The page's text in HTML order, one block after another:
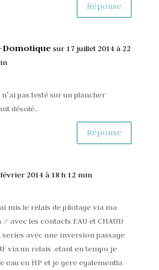
Réponse
sur 17 juillet 2014 à 22
pas testé sur un plancher
désolé..
Réponse
2014 à 18 h 12 min
mis le relais de pilotage via ma
avec les contacts EAU et CHAUD
avec une inversion passage
via un relais .etant en tempo je
eau en HP et je gere egalementla